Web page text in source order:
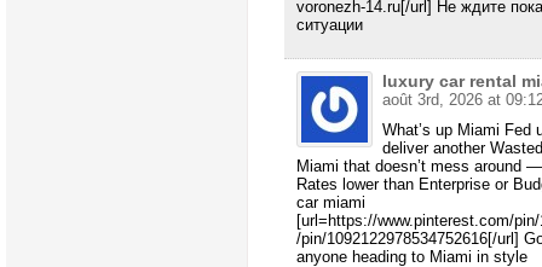
voronezh-14.ru[/url] Не ждите
ситуации
luxury car rental
août 3rd, 2026 at
What’s up Miami Fed
deliver another
Miami that doesn’t mess around
Rates lower than Enterprise or
car miami
[url=https://www.pinterest.com/
/pin/1092122978534752616[/url]
anyone heading to Miami in style